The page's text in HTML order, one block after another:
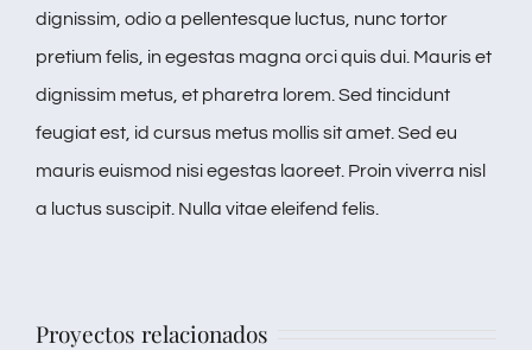
dignissim, odio a pellentesque luctus, nunc tortor
pretium felis, in egestas magna orci quis dui. Mauris et
dignissim metus, et pharetra lorem. Sed tincidunt
feugiat est, id cursus metus mollis sit amet. Sed eu
mauris euismod nisi egestas laoreet. Proin viverra nisl
a luctus suscipit. Nulla vitae eleifend felis.
Proyectos relacionados